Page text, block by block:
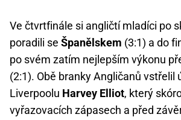
Ve čtvrtfinále si angličtí mladíci po
poradili se Španělskem (3:1) a do
po svém zatím nejlepším výkonu
(2:1). Obě branky Angličanů vstřelil
Liverpoolu Harvey Elliot, který
vyřazovacích zápasech a před